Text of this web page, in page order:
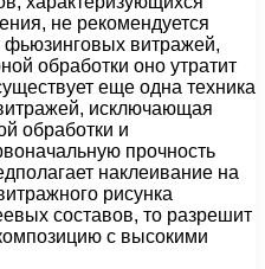
не рекомендуется
фьюзинговых витражей,
обработки оно утратит
еще одна техника
исключающая
обработки и
прочность
наклеивание на
рисунка
составов, то разрешит
с высокими